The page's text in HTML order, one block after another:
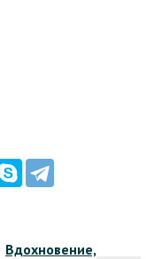
Вдохновение,